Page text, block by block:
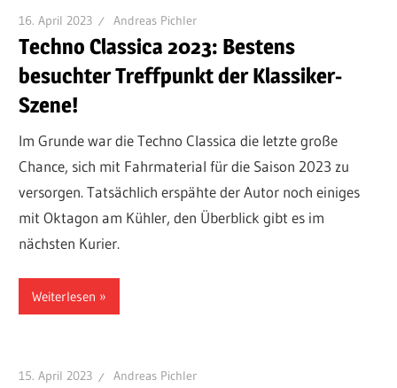
16. April 2023 Andreas Pichler
Techno Classica 2023: Bestens
besuchter Treffpunkt der Klassiker-
Szene!
Im Grunde war die Techno Classica die letzte große
Chance, sich mit Fahrmaterial für die Saison 2023 zu
versorgen. Tatsächlich erspähte der Autor noch einiges
mit Oktagon am Kühler, den Überblick gibt es im
nächsten Kurier.
Weiterlesen
15. April 2023 Andreas Pichler